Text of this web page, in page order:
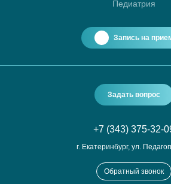
Педиатрия
Запись на
Задать вопрос
+7 (343) 375-32-
г. Екатеринбург, ул.
Обратный звонок